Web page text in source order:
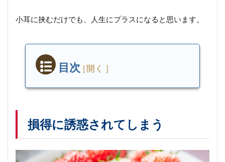
小耳に挟むだけでも、人生にプラスになると思います。
目次
得
惑
さ
れ
て
損得に誘惑されてしまう